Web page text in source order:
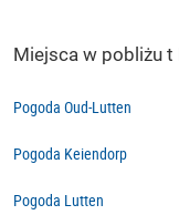
Miejsca w pobliżu t
Pogoda Oud-Lutten
Pogoda Keiendorp
Pogoda Lutten